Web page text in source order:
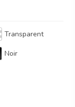
Transparent
Noir